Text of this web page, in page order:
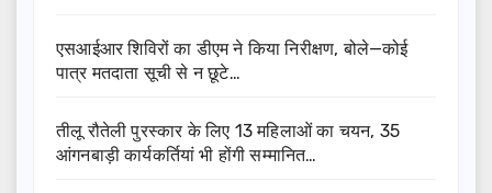
एसआईआर शिविरों का डीएम ने किया निरीक्षण, बोले—कोई
पात्र मतदाता सूची से न छूटे…
तीलू रौतेली पुरस्कार के लिए 13 महिलाओं का चयन, 35
आंगनबाड़ी कार्यकर्तियां भी होंगी सम्मानित…